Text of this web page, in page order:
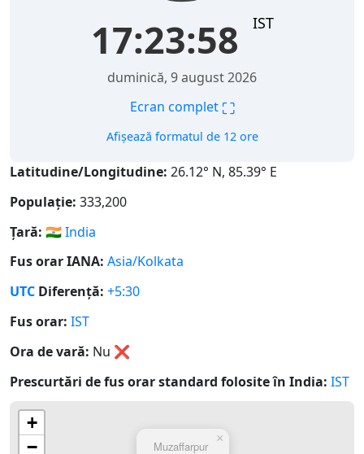
17:23:58 IST
duminică, 9 august 2026
Ecran complet ⛶
Afișează formatul de 12 ore
Latitudine/Longitudine: 26.12° N, 85.39° E
Populație: 333,200
Țară: 🇮🇳India
Fus orar IANA: Asia/Kolkata
UTC Diferență: +5:30
Fus orar: IST
Ora de vară: Nu ❌
Prescurtări de fus orar standard folosite în India: IST
Muzaffarpur
×
+
−